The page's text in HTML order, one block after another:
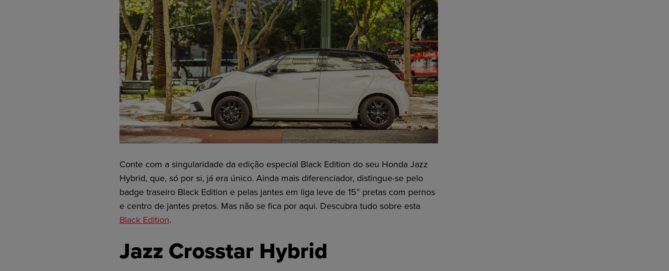
Conte com a singularidade da edição especial Black Edition do seu Honda Jazz
Hybrid, que, só por si, já era único. Ainda mais diferenciador, distingue-se pelo
badge traseiro Black Edition e pelas jantes em liga leve de 15” pretas com pernos
e centro de jantes pretos. Mas não se fica por aqui. Descubra tudo sobre esta
Black Edition.
Jazz Crosstar Hybrid